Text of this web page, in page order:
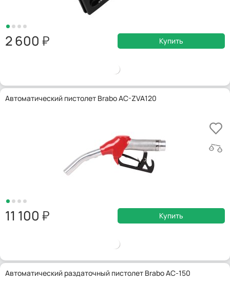
2 600 Купить
Автоматический пистолет Brabo AC-ZVA120
11 100 Купить
Автоматический раздаточный пистолет Brabo AC-150